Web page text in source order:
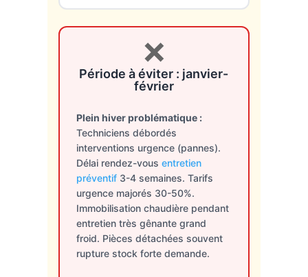
❌
Période à éviter : janvier-
février
Plein hiver problématique :
Techniciens débordés
interventions urgence (pannes).
Délai rendez-vous entretien
préventif3-4 semaines. Tarifs
urgence majorés 30-50%.
Immobilisation chaudière pendant
entretien très gênante grand
froid. Pièces détachées souvent
rupture stock forte demande.